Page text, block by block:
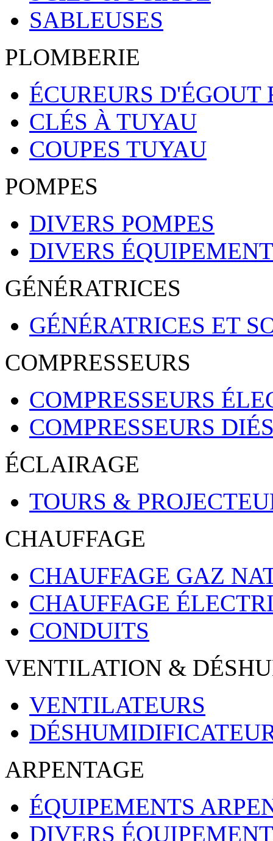
SABLEUSES
PLOMBERIE
ÉCUREURS D'ÉGOUT
CLÉS À TUYAU
COUPES TUYAU
POMPES
DIVERS POMPES
DIVERS
GÉNÉRATRICES
GÉNÉRATRICES ET
COMPRESSEURS
COMPRESSEURS
COMPRESSEURS
ÉCLAIRAGE
TOURS &
CHAUFFAGE
CHAUFFAGE GAZ
CHAUFFAGE
CONDUITS
VENTILATION &
VENTILATEURS
ARPENTAGE
ÉQUIPEMENTS
DIVERS